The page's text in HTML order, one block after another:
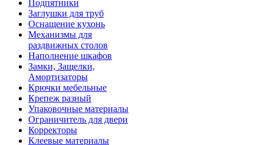
Подпятники
Заглушки для труб
Оснащение кухонь
Механизмы для
раздвижных столов
Наполнение шкафов
Замки, Защелки,
Амортизаторы
Крючки мебельные
Крепеж разный
Упаковочные материалы
Ограничитель для двери
Корректоры
Клеевые материалы